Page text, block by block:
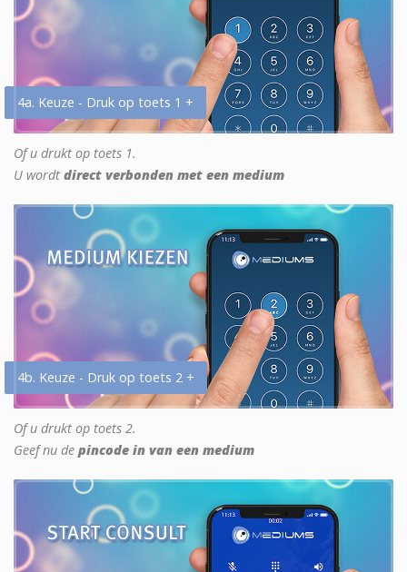
4a. Keuze - Druk op toets 1 +
Of u drukt op toets 1.
U wordt direct verbonden met een medium
4b. Keuze - Druk op toets 2 +
Of u drukt op toets 2.
Geef nu de pincode in van een medium